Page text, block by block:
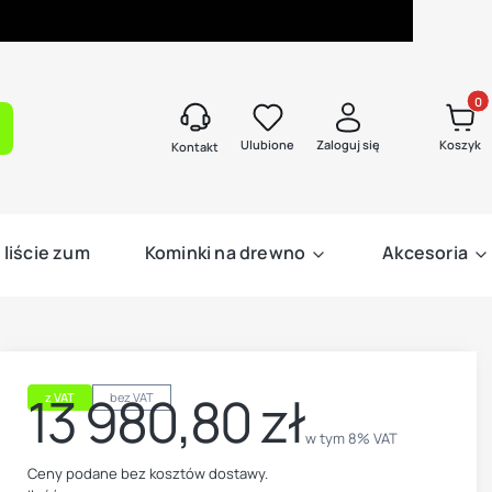
Kontakt Ulubione Zaloguj się Koszyk
liście zum Kominki na drewno Akcesoria
z VAT bez VAT
Cena
13 980,80 złw tym 8% VAT
w tym8% VAT
Ceny podane bez kosztów dostawy.